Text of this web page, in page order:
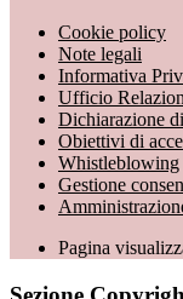
Cookie policy
Note legali
Informativa
Ufficio
Dichiarazione
Obiettivi di
Whistleblowing
Gestione
Pagina